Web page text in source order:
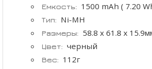
Емкость: 1500 mAh ( 7.20
Тип: Ni-MH
Размеры: 58.8 x 61.8 x
Цвет: черный
Вес: 112г